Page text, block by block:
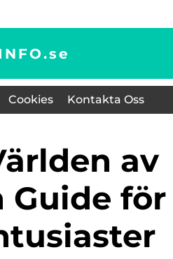
se
Cookies Kontakta Oss
Guide för